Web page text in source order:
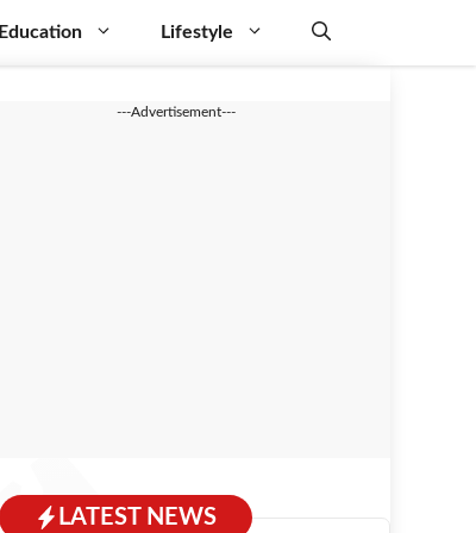
Education Lifestyle
---Advertisement---
LATEST NEWS